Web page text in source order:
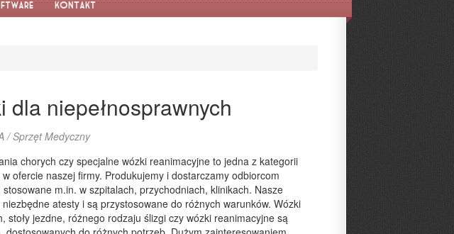
Kontakt
dla niepełnosprawnych
/ Sprzęt Medyczny
chorych czy specjalne wózki reanimacyjne to jedna z kategorii
ofercie naszej firmy. Produkujemy i dostarczamy odbiorcom
m.in. w szpitalach, przychodniach, klinikach. Nasze
atesty i są przystosowane do różnych warunków. Wózki
stoły jezdne, różnego rodzaju ślizgi czy wózki reanimacyjne są